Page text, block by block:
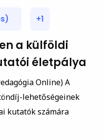
+1
a külföldi
életpálya
Online) A
lehetőségeinek
kutatók számára